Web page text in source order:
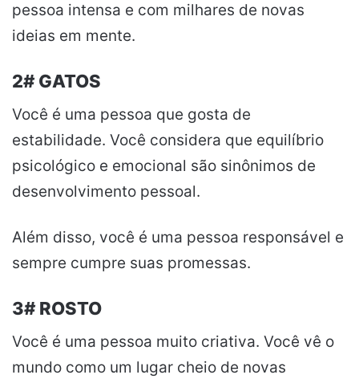
pessoa intensa e com milhares de novas
ideias em mente.
2# GATOS
Você é uma pessoa que gosta de
estabilidade. Você considera que equilíbrio
psicológico e emocional são sinônimos de
desenvolvimento pessoal.
Além disso, você é uma pessoa responsável e
sempre cumpre suas promessas.
3# ROSTO
Você é uma pessoa muito criativa. Você vê o
mundo como um lugar cheio de novas